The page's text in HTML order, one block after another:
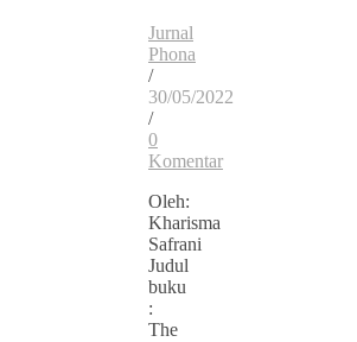
Jurnal
Phona
/
30/05/2022
/
0
Komentar
Oleh:
Kharisma
Safrani
Judul
buku
:
The